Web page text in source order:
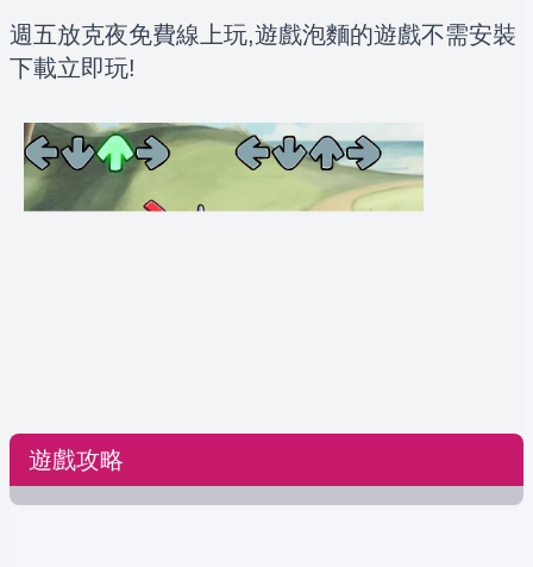
週五放克夜免費線上玩,遊戲泡麵的遊戲不需安裝
下載立即玩!
遊戲攻略